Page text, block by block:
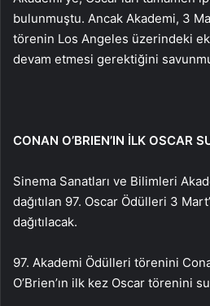
bulunmuştu. Ancak Akademi, 3
törenin Los Angeles üzerindeki
devam etmesi gerektiğini
CONAN O’BRIEN’IN İLK OSCAR
Sinema Sanatları ve Bilimleri
dağıtılan 97. Oscar Ödülleri 3
dağıtılacak.
97. Akademi Ödülleri törenini
O’Brien’ın ilk kez Oscar törenini